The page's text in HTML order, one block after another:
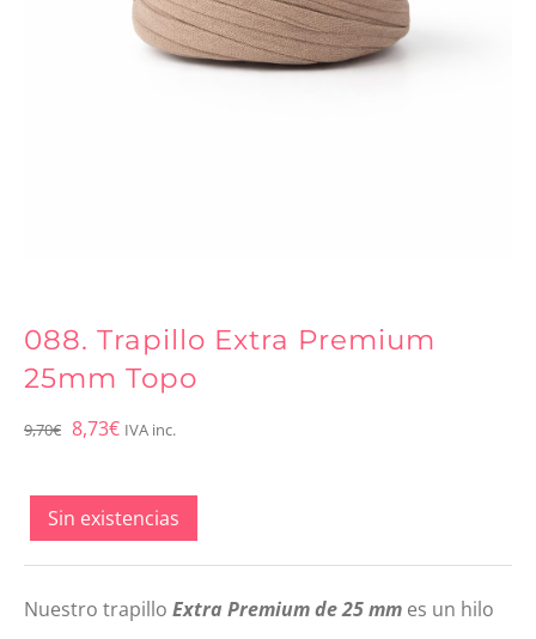
088. Trapillo Extra Premium
25mm Topo
9,70€ El
original
era:
8,73€El
actual
es:
IVA inc.
Sin existencias
Nuestro trapillo Extra Premium de 25 mm es un hilo